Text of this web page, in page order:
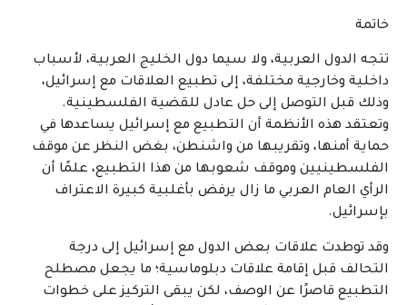
خاتمة
تتجه الدول العربية، ولا سيما دول الخليج العربية، لأسباب
داخلية وخارجية مختلفة، إلى تطبيع العلاقات مع إسرائيل،
وذلك قبل التوصل إلى حل عادل للقضية الفلسطينية.
وتعتقد هذه الأنظمة أن التطبيع مع إسرائيل يساعدها في
حماية أمنها، وتقريبها من واشنطن، بغض النظر عن موقف
الفلسطينيين وموقف شعوبها من هذا التطبيع، علمًا أن
الرأي العام العربي ما زال يرفض بأغلبية كبيرة الاعتراف
بإسرائيل.
وقد توطدت علاقات بعض الدول مع إسرائيل إلى درجة
التحالف قبل إقامة علاقات دبلوماسية؛ ما يجعل مصطلح
التطبيع قاصرًا عن الوصف، لكن يبقى التركيز على خطوات